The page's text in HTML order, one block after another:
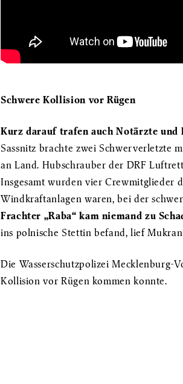
Schwere Kollision vor Rügen
Kurz darauf trafen auch Notärzte und
Sassnitz brachte zwei Schwerverletzte
an Land. Hubschrauber der DRF
Insgesamt wurden vier Crewmitglieder
Windkraftanlagen waren, bei der
Frachter „Raba“ kam niemand zu
ins polnische Stettin befand, lief
Die Wasserschutzpolizei Mecklenburg-
Kollision vor Rügen kommen konnte.